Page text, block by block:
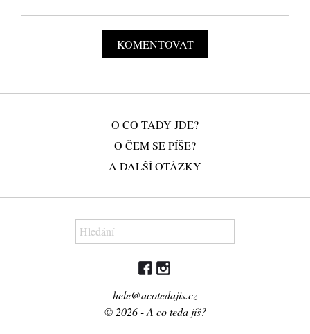
O CO TADY JDE?
O ČEM SE PÍŠE?
A DALŠÍ OTÁZKY
hele@acotedajis.cz
© 2026 - A co teda jíš?